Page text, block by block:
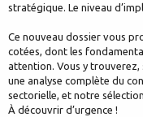
stratégique. Le niveau
Ce nouveau dossier vous
cotées, dont les
attention. Vous y trouverez,
une analyse complète du
sectorielle, et notre
À découvrir d’urgence !